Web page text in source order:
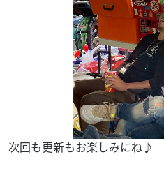
次回も更新もお楽しみにね♪